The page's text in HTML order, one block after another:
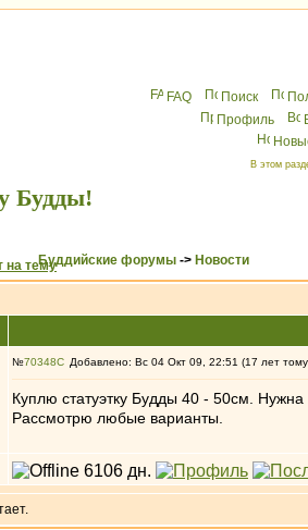
FAQ Поиск
Профиль
В этом
Будды!
Буддийские форумы -> Новости
№70348 Добавлено: Вс 04 Окт 09, 22:51 (17 лет
Куплю статуэтку Будды 40 - 50см.
Рассмотрю любые варианты.